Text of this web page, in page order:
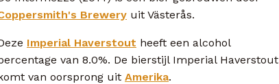
Brewery uit Västerås.
Imperial Haverstout heeft een alcohol
van 8.0%. De bierstijl Imperial Haverstout
van oorsprong uit Amerika.